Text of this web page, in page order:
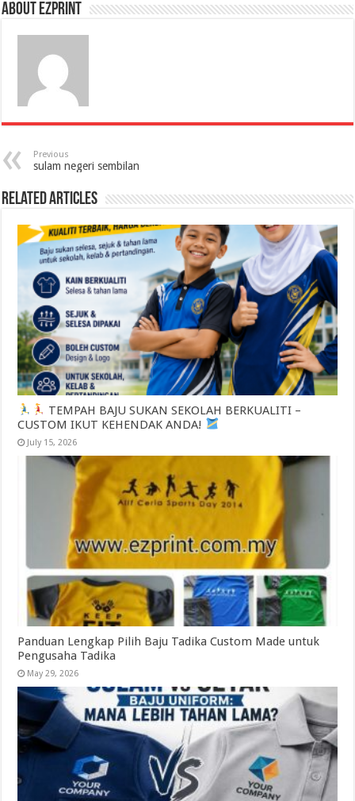
About Ezprint
Previous
sulam negeri sembilan
Related Articles
TEMPAH BAJU SUKAN SEKOLAH BERKUALITI –
CUSTOM IKUT KEHENDAK ANDA!
July 15, 2026
Panduan Lengkap Pilih Baju Tadika Custom Made untuk
Pengusaha Tadika
May 29, 2026